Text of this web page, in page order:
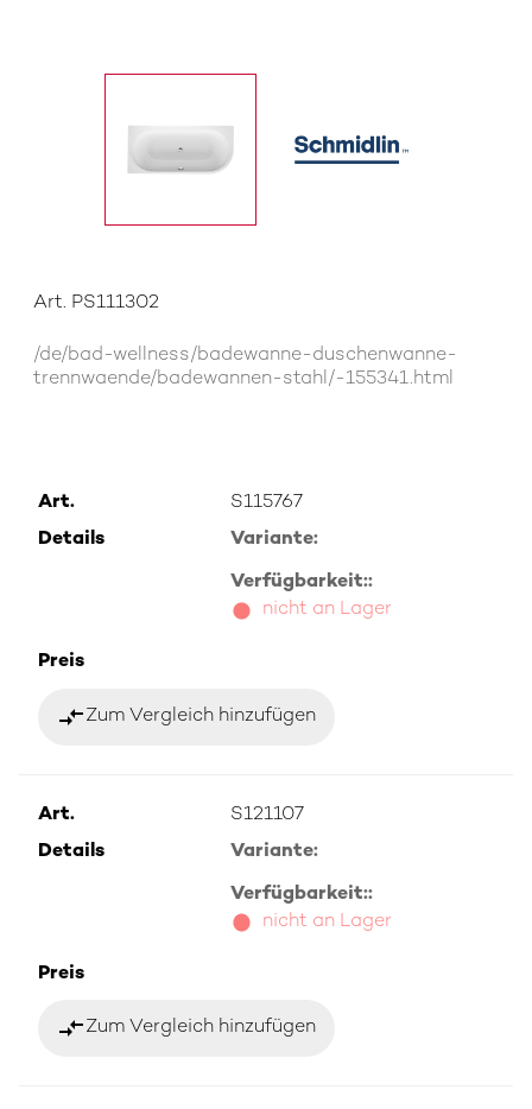
Art. PS111302
/de/bad-wellness/badewanne-duschenwanne-
trennwaende/badewannen-stahl/-155341.html
Art.
S115767
Details
Variante:
Verfügbarkeit::
nicht an Lager
Preis
compare_arrowsZum Vergleich hinzufügen
Art.
S121107
Details
Variante:
Verfügbarkeit::
nicht an Lager
Preis
compare_arrowsZum Vergleich hinzufügen